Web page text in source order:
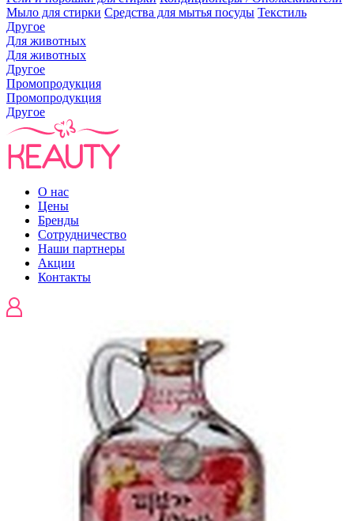
Мыло для стирки Средства для мытья посуды Текстиль
Другое
Для животных
Для животных
Другое
Промопродукция
Промопродукция
Другое
О нас
Цены
Бренды
Сотрудничество
Наши партнеры
Акции
Контакты